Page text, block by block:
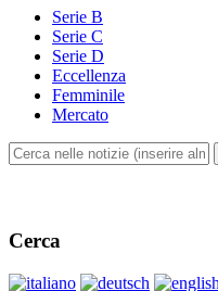
Serie B
Serie C
Serie D
Eccellenza
Femminile
Mercato
Cerca